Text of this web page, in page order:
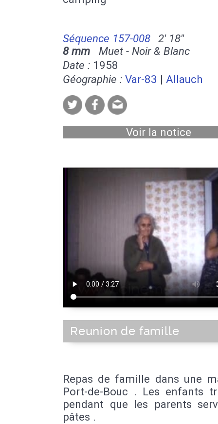
Séquence 157-008
2' 18''
8 mm Muet - Noir & Blanc
Date : 1958
Géographie : Var-83 | Allauch
Voir la notice
Reunion de famille
Repas de famille dans une
Port-de-Bouc . Les enfants
pendant que les parents
pâtes .